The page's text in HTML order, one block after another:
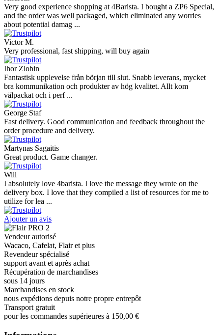
Very good experience shopping at 4Barista. I bought a ZP6 Special,
and the order was well packaged, which eliminated any worries
about potential damag ...
Victor M.
Very professional, fast shipping, will buy again
Ihor Zlobin
Fantastisk upplevelse från början till slut. Snabb leverans, mycket
bra kommunikation och produkter av hög kvalitet. Allt kom
välpackat och i perf ...
George Staf
Fast delivery. Good communication and feedback throughout the
order procedure and delivery.
Martynas Sagaitis
Great product. Game changer.
Will
I absolutely love 4barista. I love the message they wrote on the
delivery box. I love that they compiled a list of resources for me to
utilize for lea ...
Ajouter un avis
Vendeur autorisé
Wacaco, Cafelat, Flair et plus
Revendeur spécialisé
support avant et après achat
Récupération de marchandises
sous 14 jours
Marchandises en stock
nous expédions depuis notre propre entrepôt
Transport gratuit
pour les commandes supérieures à 150,00 €